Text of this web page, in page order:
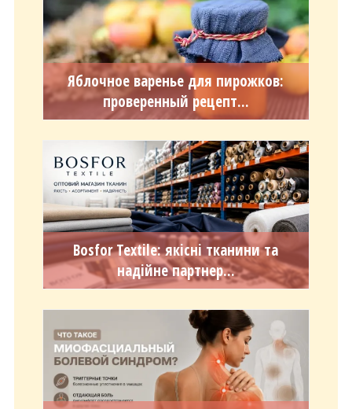
Яблочное варенье для пирожков:
проверенный рецепт...
Bosfor Textile: якісні тканини та
надійне партнер...